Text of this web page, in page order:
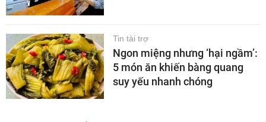
Tin tài trợ
Ngon miệng nhưng ‘hại ngầm’:
5 món ăn khiến bàng quang
suy yếu nhanh chóng